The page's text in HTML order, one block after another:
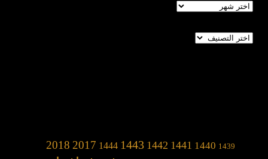
الأرشيف
تصنيفات
1439
1440
1441
1442
1443
1444
2017
2018